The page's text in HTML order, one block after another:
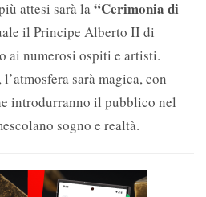
attesi sarà la “Cerimonia di
il Principe Alberto II di
ai numerosi ospiti e artisti.
sarà magica, con
introdurranno il pubblico nel
sogno e realtà.